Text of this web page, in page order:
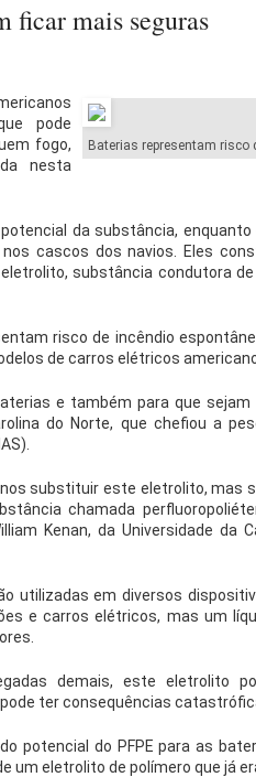
ficar mais seguras
Baterias representam risco
pode
fogo,
nesta
da substância,
cascos dos navios. Eles
substância condutora
risco de incêndio
de carros elétricos
e também para que
do Norte, que chefiou a
substituir este eletrolito, mas
chamada
Kenan, da Universidade da
utilizadas em diversos
e carros elétricos, mas um
demais, este eletrolito
ter consequências
potencial do PFPE para as
um eletrolito de polímero que já